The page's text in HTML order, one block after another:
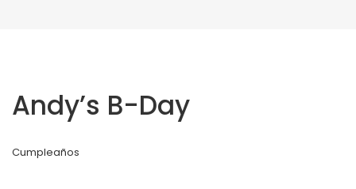
Andy’s B-Day
Cumpleaños